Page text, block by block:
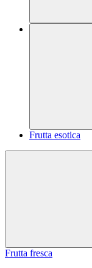
Frutta esotica
Frutta fresca